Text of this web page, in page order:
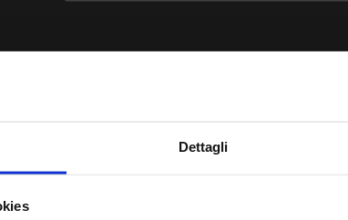
Dettagli